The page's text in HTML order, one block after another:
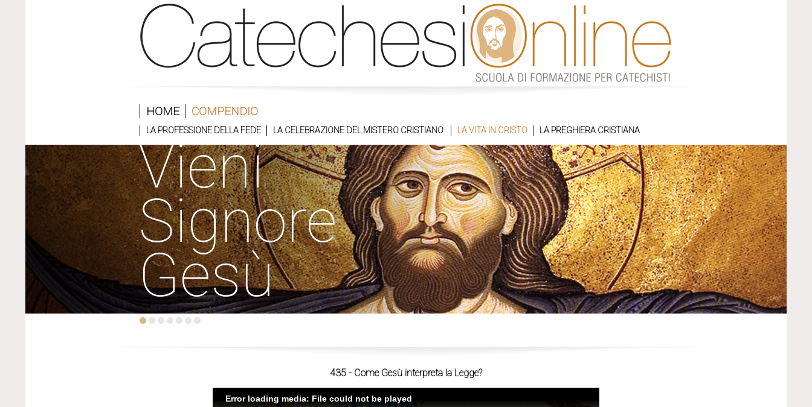
HOME COMPENDIO
LA PROFESSIONE DELLA FEDE LA CELEBRAZIONE DEL MISTERO CRISTIANO LA VITA IN CRISTO LA PREGHIERA CRISTIANA
Vieni
Signore
Gesù
435 - Come Gesù interpreta la Legge?
Error loading media: File could not be played